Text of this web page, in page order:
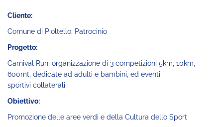
Cliente:
Comune di Pioltello, Patrocinio
Progetto:
Carnival Run, organizzazione di 3 competizioni 5km, 10km,
600mt, dedicate ad adulti e bambini, ed eventi
sportivi collaterali
Obiettivo:
Promozione delle aree verdi e della Cultura dello Sport